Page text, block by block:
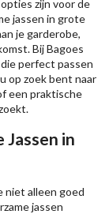
zijn voor de
jassen in grote
je garderobe,
Bij Bagoes
perfect passen
op zoek bent naar
een praktische
Jassen in
niet alleen goed
jassen